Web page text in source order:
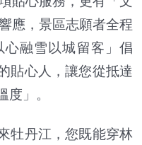
應，景區志願者全程
融雪以城留客」倡
貼心人，讓您從抵達
」。
牡丹江，您既能穿林